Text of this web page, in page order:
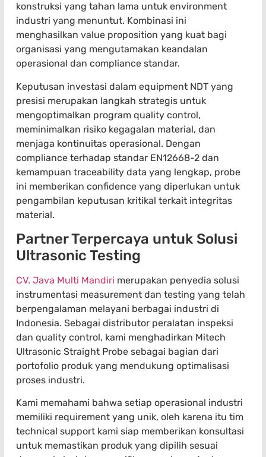
konstruksi yang tahan lama untuk environment
industri yang menuntut. Kombinasi ini
menghasilkan value proposition yang kuat bagi
organisasi yang mengutamakan keandalan
operasional dan compliance standar.
Keputusan investasi dalam equipment NDT yang
presisi merupakan langkah strategis untuk
mengoptimalkan program quality control,
meminimalkan risiko kegagalan material, dan
menjaga kontinuitas operasional. Dengan
compliance terhadap standar EN12668-2 dan
kemampuan traceability data yang lengkap, probe
ini memberikan confidence yang diperlukan untuk
pengambilan keputusan kritikal terkait integritas
material.
Partner Terpercaya untuk Solusi
Ultrasonic Testing
CV. Java Multi Mandiri merupakan penyedia solusi
instrumentasi measurement dan testing yang telah
berpengalaman melayani berbagai industri di
Indonesia. Sebagai distributor peralatan inspeksi
dan quality control, kami menghadirkan Mitech
Ultrasonic Straight Probe sebagai bagian dari
portofolio produk yang mendukung optimalisasi
proses industri.
Kami memahami bahwa setiap operasional industri
memiliki requirement yang unik, oleh karena itu tim
technical support kami siap memberikan konsultasi
untuk memastikan produk yang dipilih sesuai